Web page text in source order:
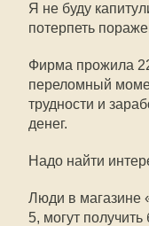
Я не буду
потерпеть
Фирма прожила
переломный
трудности и
денег.
Надо найти
Люди в магазине
5, могут